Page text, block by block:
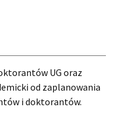
UG oraz
od zaplanowania
i doktorantów.